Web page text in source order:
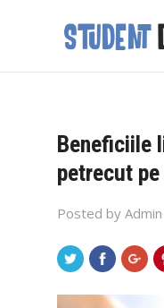
Beneficiile
petrecut
Posted by Admin